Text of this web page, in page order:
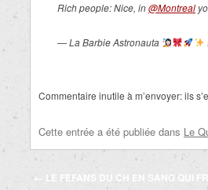
Rich people: Nice, in@Montreal
— La Barbie Astronauta
Commentaire inutile à m’envoyer: ils
Cette entrée a été publiée dans Le
Navigation
← LE FEFANS DU CH EN SANG QUI